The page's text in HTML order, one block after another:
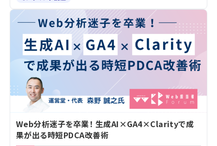
Web分析迷子を卒業！ 生成AI×GA4×Clarityで成
果が出る時短PDCA改善術